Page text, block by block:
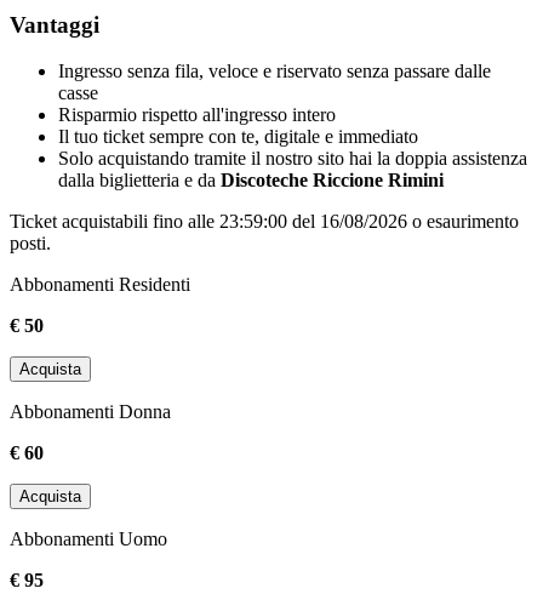
Vantaggi
Ingresso senza fila, veloce e riservato senza passare dalle
casse
Risparmio rispetto all'ingresso intero
Il tuo ticket sempre con te, digitale e immediato
Solo acquistando tramite il nostro sito hai la doppia assistenza
dalla biglietteria e da Discoteche Riccione Rimini
Ticket acquistabili fino alle 23:59:00 del 16/08/2026 o esaurimento
posti.
Abbonamenti Residenti
€ 50
Acquista
Abbonamenti Donna
€ 60
Acquista
Abbonamenti Uomo
€ 95